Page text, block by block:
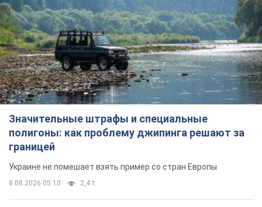
Значительные штрафы и специальные
полигоны: как проблему джипинга решают за
границей
Украине не помешает взять пример со стран Европы
8.08.2026 05:10 2,4 т.